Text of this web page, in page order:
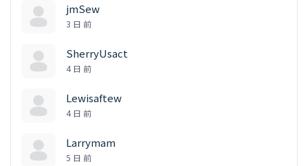
jmSew
3 日 前
SherryUsact
4 日 前
Lewisaftew
4 日 前
Larrymam
5 日 前